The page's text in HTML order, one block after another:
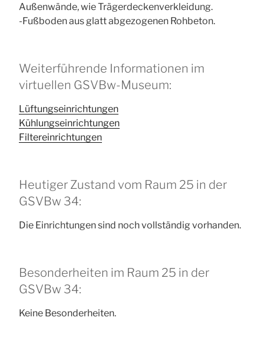
Außenwände, wie Trägerdeckenverkleidung.
-Fußboden aus glatt abgezogenen Rohbeton.
Weiterführende Informationen im
virtuellen GSVBw-Museum:
Lüftungseinrichtungen
Kühlungseinrichtungen
Filtereinrichtungen
Heutiger Zustand vom Raum 25 in der
GSVBw 34:
Die Einrichtungen sind noch vollständig vorhanden.
Besonderheiten im Raum 25 in der
GSVBw 34:
Keine Besonderheiten.